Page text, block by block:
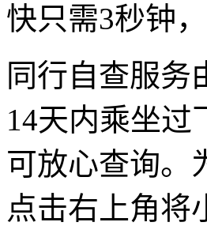
快只需3秒钟
同行自查服务
14天内乘坐过
可放心查询。
点击右上角将